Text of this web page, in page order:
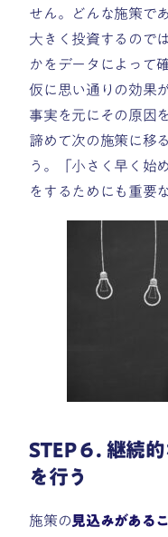
せん。どんな施策で
大きく投資するので
かをデータによって
仮に思い通りの効果
事実を元にその原因
諦めて次の施策に移
う。「小さく早く始
をするためにも重要
STEP６. 継続
を行う
施策の見込みがある